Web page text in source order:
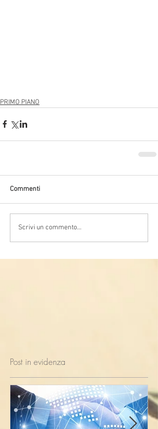
PRIMO PIANO
Commenti
Scrivi un commento...
Post in evidenza